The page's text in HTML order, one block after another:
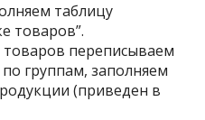
таблицу
товаров”.
переписываем
группам, заполняем
(приведен в